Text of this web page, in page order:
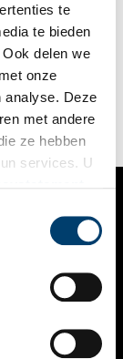
te
te bieden
delen we
onze
analyse. Deze
met andere
ze hebben
services. U
mensen
door de
Vroege
50
hoe
fotografie tot
motieven